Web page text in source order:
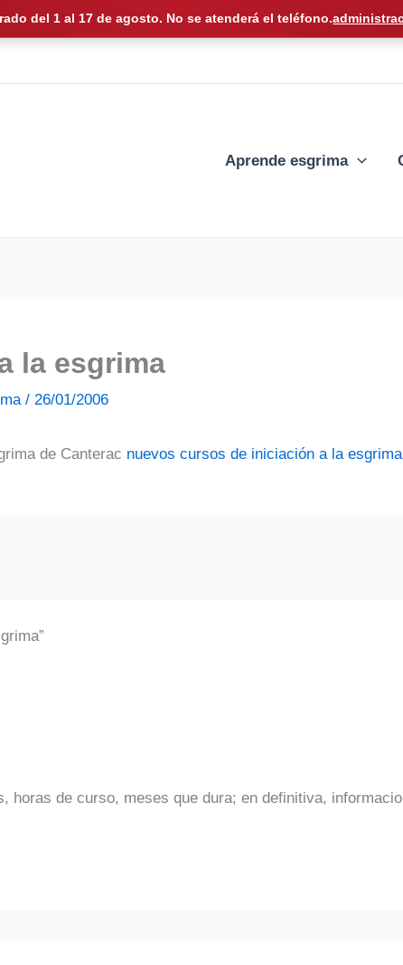
del 1 al 17 de agosto. No se atenderá el teléfono.
Aprende esgrima
la esgrima
/ 26/01/2006
de Canterac nuevos cursos de iniciación a la esgrima
horas de curso, meses que dura; en definitiva,